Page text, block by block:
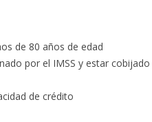
de 80 años de edad
por el IMSS y estar
de crédito